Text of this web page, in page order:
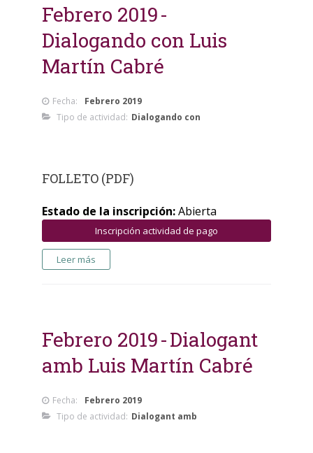
Febrero 2019
Dialogando con Luis
Martín Cabré
Fecha:
Febrero 2019
Tipo de actividad: Dialogando con
FOLLETO (PDF)
Estado de la inscripción:Abierta
Inscripción actividad de pago
Leer más
Febrero 2019 Dialogant
amb Luis Martín Cabré
Fecha:
Febrero 2019
Tipo de actividad: Dialogant amb